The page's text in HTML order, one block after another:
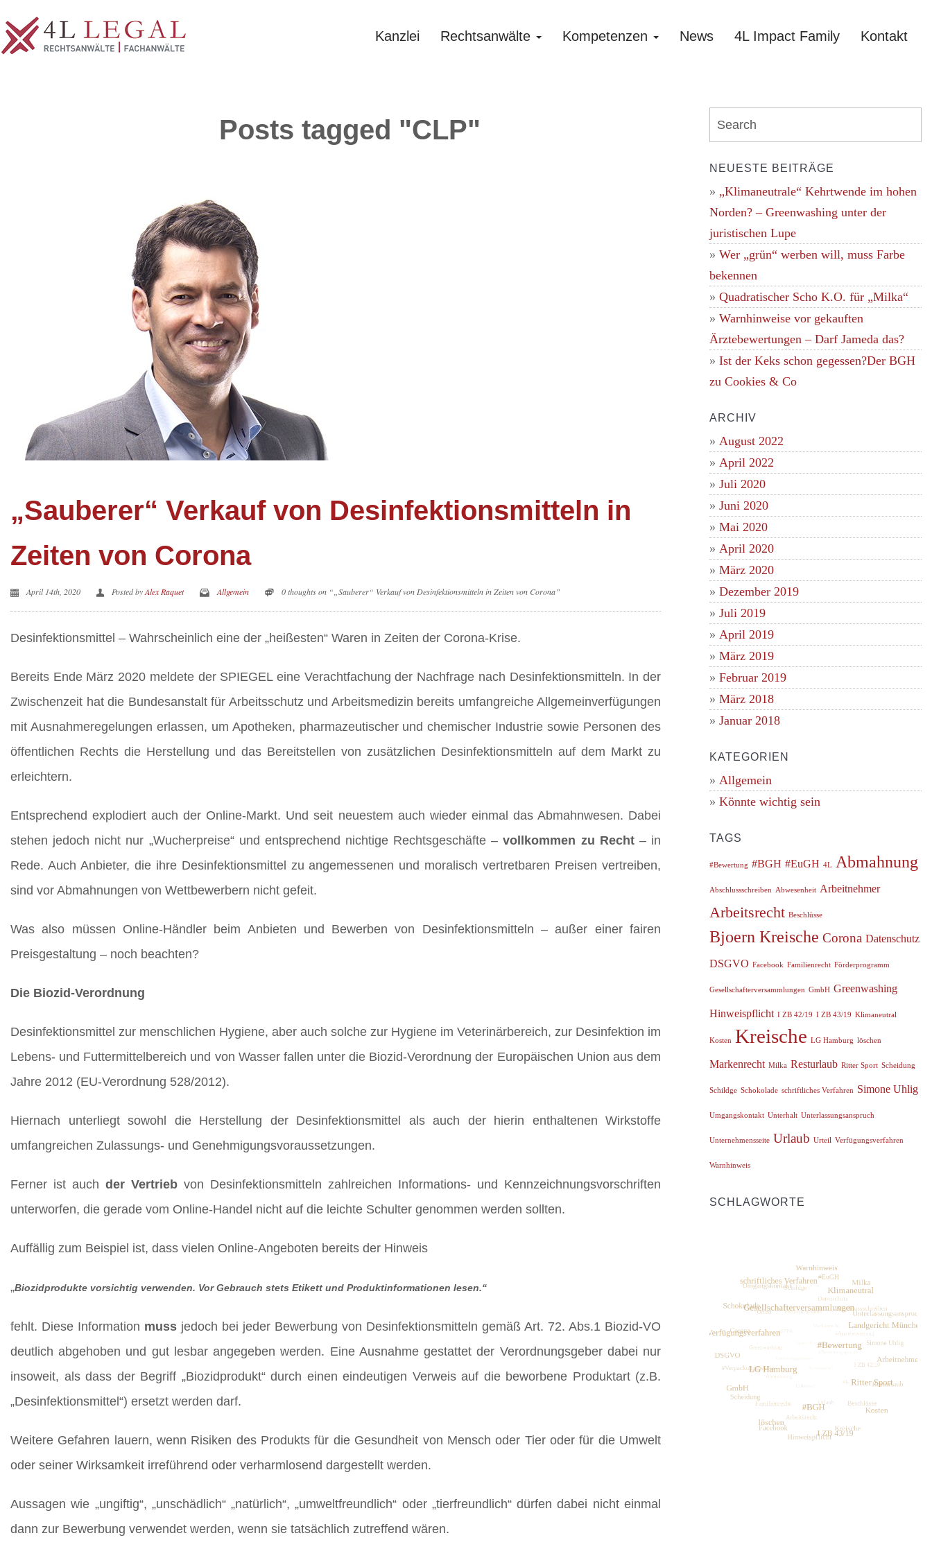
Kanzlei Rechtsanwälte Kompetenzen News 4L Impact Family Kontakt
Posts tagged "CLP"
„Sauberer“ Verkauf von Desinfektionsmitteln in
Zeiten von Corona
April 14th, 2020 Posted byAlex Raquet Allgemein 0 thoughts on “„Sauberer“ Verkauf von Desinfektionsmitteln in Zeiten von Corona”
Desinfektionsmittel – Wahrscheinlich eine der „heißesten“ Waren in Zeiten der Corona-Krise.
Bereits Ende März 2020 meldete der SPIEGEL eine Verachtfachung der Nachfrage nach Desinfektionsmitteln. In der
Zwischenzeit hat die Bundesanstalt für Arbeitsschutz und Arbeitsmedizin bereits umfangreiche Allgemeinverfügungen
mit Ausnahmeregelungen erlassen, um Apotheken, pharmazeutischer und chemischer Industrie sowie Personen des
öffentlichen Rechts die Herstellung und das Bereitstellen von zusätzlichen Desinfektionsmitteln auf dem Markt zu
erleichtern.
Entsprechend explodiert auch der Online-Markt. Und seit neuestem auch wieder einmal das Abmahnwesen. Dabei
stehen jedoch nicht nur „Wucherpreise“ und entsprechend nichtige Rechtsgeschäfte –vollkommen zu Recht– in
Rede. Auch Anbieter, die ihre Desinfektionsmittel zu angemessenen und moralisch vertretbaren Preisen vertreiben,
sind vor Abmahnungen von Wettbewerbern nicht gefeit.
Was also müssen Online-Händler beim Anbieten und Bewerben von Desinfektionsmitteln – außer einer fairen
Preisgestaltung – noch beachten?
Die Biozid-Verordnung
Desinfektionsmittel zur menschlichen Hygiene, aber auch solche zur Hygiene im Veterinärbereich, zur Desinfektion im
Lebens- und Futtermittelbereich und von Wasser fallen unter die Biozid-Verordnung der Europäischen Union aus dem
Jahre 2012 (EU-Verordnung 528/2012).
Hiernach unterliegt sowohl die Herstellung der Desinfektionsmittel als auch der hierin enthaltenen Wirkstoffe
umfangreichen Zulassungs- und Genehmigungsvoraussetzungen.
Ferner ist auch der Vertrieb von Desinfektionsmitteln zahlreichen Informations- und Kennzeichnungsvorschriften
unterworfen, die gerade vom Online-Handel nicht auf die leichte Schulter genommen werden sollten.
Auffällig zum Beispiel ist, dass vielen Online-Angeboten bereits der Hinweis
„Biozidprodukte vorsichtig verwenden. Vor Gebrauch stets Etikett und Produktinformationen lesen.“
fehlt. Diese Information muss jedoch bei jeder Bewerbung von Desinfektionsmitteln gemäß Art. 72. Abs.1 Biozid-VO
deutlich abgehoben und gut lesbar angegeben werden. Eine Ausnahme gestattet der Verordnungsgeber dabei nur
insoweit, als dass der Begriff „Biozidprodukt“ durch einen eindeutigen Verweis auf die beworbene Produktart (z.B.
„Desinfektionsmittel“) ersetzt werden darf.
Weitere Gefahren lauern, wenn Risiken des Produkts für die Gesundheit von Mensch oder Tier oder für die Umwelt
oder seiner Wirksamkeit irreführend oder verharmlosend dargestellt werden.
Aussagen wie „ungiftig“, „unschädlich“ „natürlich“, „umweltfreundlich“ oder „tierfreundlich“ dürfen dabei nicht einmal
dann zur Bewerbung verwendet werden, wenn sie tatsächlich zutreffend wären.
NEUESTE BEITRÄGE
„Klimaneutrale“ Kehrtwende im hohen
Norden? – Greenwashing unter der
juristischen Lupe
Wer „grün“ werben will, muss Farbe
bekennen
Quadratischer Scho K.O. für „Milka“
Warnhinweise vor gekauften
Ärztebewertungen – Darf Jameda das?
Ist der Keks schon gegessen?Der BGH
zu Cookies & Co
ARCHIV
August 2022
April 2022
Juli 2020
Juni 2020
Mai 2020
April 2020
März 2020
Dezember 2019
Juli 2019
April 2019
März 2019
Februar 2019
März 2018
Januar 2018
KATEGORIEN
Allgemein
Könnte wichtig sein
TAGS
#Bewertung #BGH #EuGH 4L Abmahnung
Abschlussschreiben Abwesenheit Arbeitnehmer
Arbeitsrecht Beschlüsse
Bjoern Kreische Corona Datenschutz
DSGVO Facebook Familienrecht Förderprogramm
Gesellschafterversammlungen GmbH Greenwashing
Hinweispflicht I ZB 42/19 I ZB 43/19 Klimaneutral
Kosten Kreische LG Hamburg löschen
Markenrecht Milka Resturlaub Ritter Sport Scheidung
Schildge Schokolade schriftliches Verfahren Simone Uhlig
Umgangskontakt Unterhalt Unterlassungsanspruch
Unternehmensseite Urlaub Urteil Verfügungsverfahren
Warnhinweis
SCHLAGWORTE